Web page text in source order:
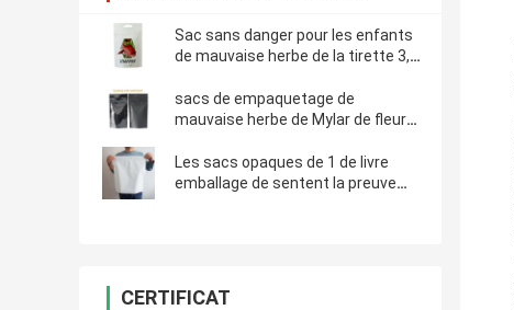
Sac sans danger pour les enfants
de mauvaise herbe de la tirette 3,5
mauvaise herbe exotique de 1/8
once 3.5g
sacs de empaquetage de
mauvaise herbe de Mylar de fleurs
Les sacs opaques de 1 de livre
emballage de sentent la preuve
CERTIFICAT